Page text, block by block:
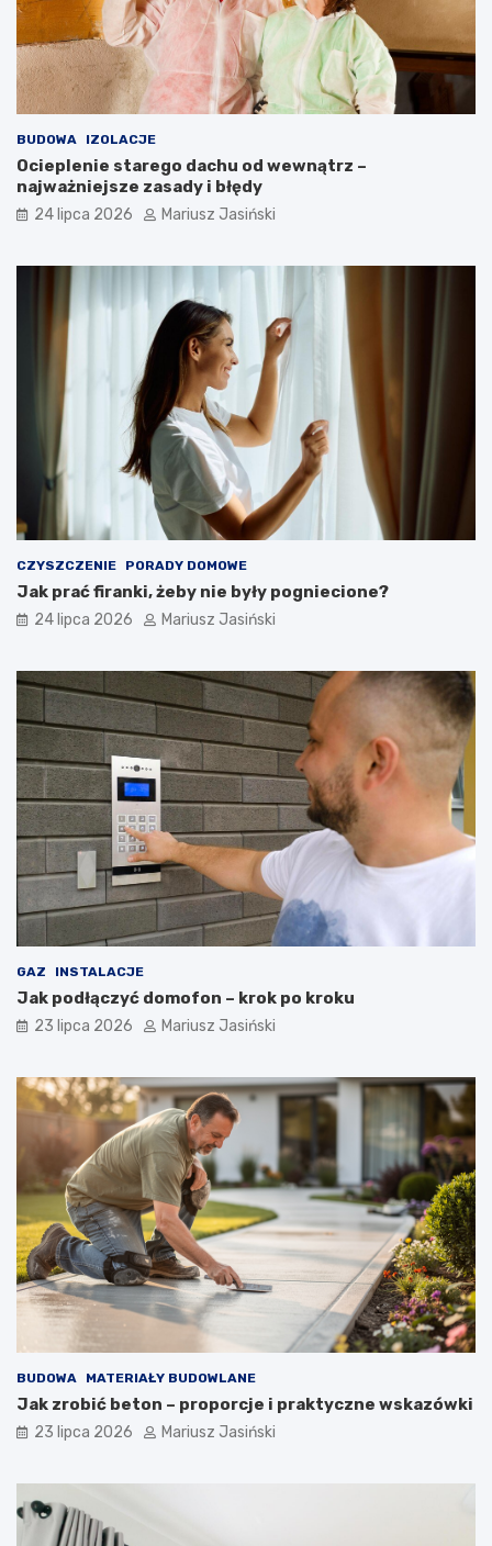
BUDOWA IZOLACJE
Ocieplenie starego dachu od wewnątrz –
najważniejsze zasady i błędy
24 lipca 2026 Mariusz Jasiński
CZYSZCZENIE PORADY DOMOWE
Jak prać firanki, żeby nie były pogniecione?
24 lipca 2026 Mariusz Jasiński
GAZ INSTALACJE
Jak podłączyć domofon – krok po kroku
23 lipca 2026 Mariusz Jasiński
BUDOWA MATERIAŁY BUDOWLANE
Jak zrobić beton – proporcje i praktyczne wskazówki
23 lipca 2026 Mariusz Jasiński